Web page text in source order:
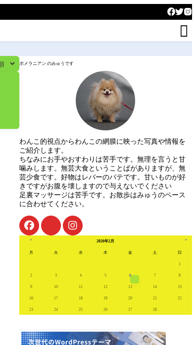

ポメラニアン のみゅうです
わんこ的視点からわんこの網膜に映った写真や情報を
ご紹介します。
ちなみにお手やおすわりは苦手です。無理を言うと甘
噛みします。無芸大食ということばがありますが、無
芸少食です。好物はレバーのパテです。甘いものが好
きですがお腹を壊しますので与えないでください
足裏マッサージは苦手です。お散歩はみゅうのペース
に合わせてください。
2026年2月
月 火 水 木 金 土 日
1
2 3 4 5 6 7 8
9 10 11 12 13 14 15
16 17 18 19 20 21 22
23 24 25 26 27 28